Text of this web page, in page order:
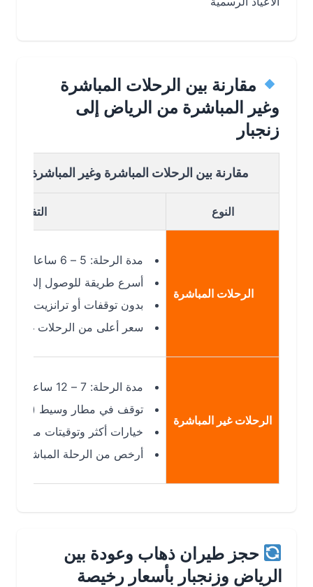
مقارنة بين الرحلات المباشرة
وغير المباشرة من الرياض إلى
زنجبار
مقارنة بين الرحلات المباشرة وغير المباشرة من
التفاصيل
الرحلات المباشرة
مدة الرحلة: 5 – 6 ساعات تقريبًا
أسرع طريقة للوصول إلى زنجبار
بدون توقفات أو ترانزيت
سعر أعلى من الرحلات غير المباشرة
الرحلات غير المباشرة
مدة الرحلة: 7 – 12 ساعة
توقف في مطار وسيط (دبي –
خيارات أكثر وتوقيتات مرنة
أرخص من الرحلة المباشرة
حجز طيران ذهاب وعودة بين
الرياض وزنجبار بأسعار رخيصة